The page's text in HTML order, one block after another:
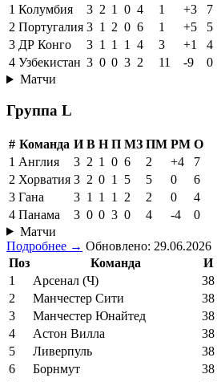
1 Колумбия 3 2 1 0 4 1 +3
7
2 Португалия 3 1 2 0 6 1 +5
5
3 ДР Конго 3 1 1 1 4 3 +1
4
4 Узбекистан 3 0 0 3 2 11 -9
0
Матчи
Группа L
# Команда И В Н П МЗ ПМ РМ О
1 Англия 3 2 1 0 6 2 +4
7
2 Хорватия 3 2 0 1 5 5 0
6
3 Гана 3 1 1 1 2 2 0
4
4 Панама 3 0 0 3 0 4 -4
0
Матчи
Подробнее → Обновлено: 29.06.2026
Поз
Команда И
1
Арсенал (Ч) 38
2
Манчестер Сити 38
3
Манчестер Юнайтед 38
4
Астон Вилла 38
5
Ливерпуль 38
6
Борнмут 38